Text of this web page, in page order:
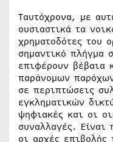
Ταυτόχρονα, με
ουσιαστικά τα
χρηματοδότες του
σημαντικό πλήγμα
επιφέρουν βέβαια
παράνομων
σε περιπτώσεις
εγκληματικών
ψηφιακές και οι
συναλλαγές. Είναι
οι αρχές